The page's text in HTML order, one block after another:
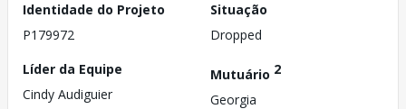
Identidade do Projeto
P179972
Situação
Dropped
Líder da Equipe
Cindy Audiguier
Mutuário 2
Georgia